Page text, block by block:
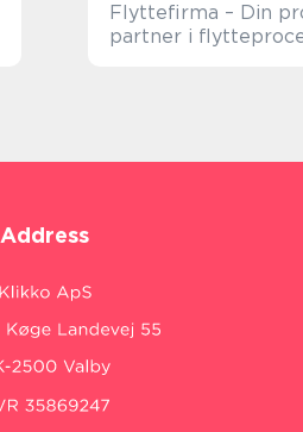
Flyttefirma – Din
partner i
Address